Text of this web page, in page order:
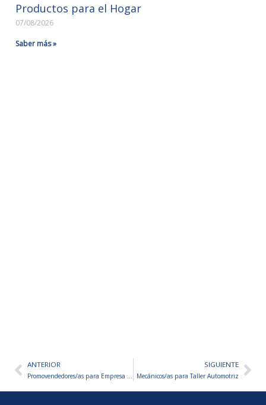
Productos para el Hogar
07/08/2026
Saber más »
AntANTERIOR
Promovendedores/as para Empresa de Productos del Hogar
SIGUIENTE
Mecánicos/as para Taller Automotriz